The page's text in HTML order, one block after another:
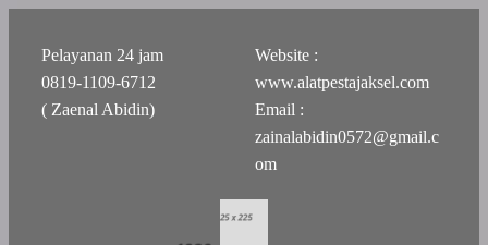
Pelayanan 24 jam
0819-1109-6712
( Zaenal Abidin)
Website :
www.alatpestajaksel.com
Email :
zainalabidin0572@gmail.c
om